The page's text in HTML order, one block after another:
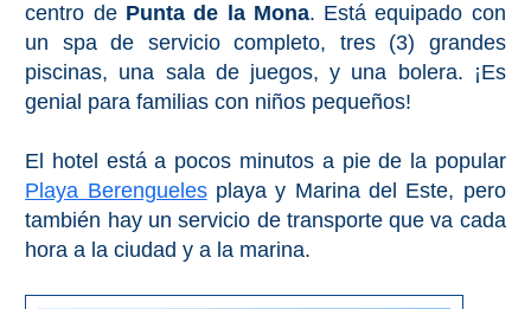
SITIOS
CERCANOS
➜
Cuevas de Nerja
Caminito del Rey
centro de Punta de la Mona. Está equipado con
un spa de servicio completo, tres (3) grandes
piscinas, una sala de juegos, y una bolera. ¡Es
genial para familias con niños pequeños!
El hotel está a pocos minutos a pie de la popular
Playa Berenguelesplaya y Marina del Este, pero
también hay un servicio de transporte que va cada
hora a la ciudad y a la marina.